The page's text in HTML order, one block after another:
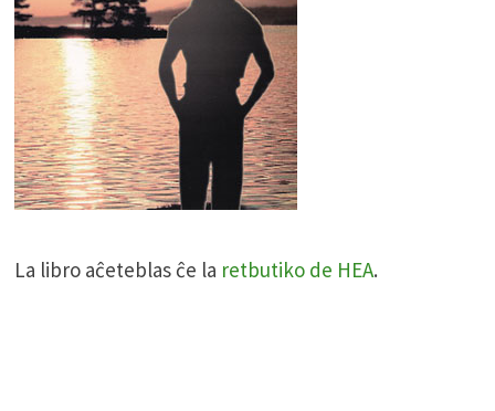
La libro aĉeteblas ĉe la retbutiko de HEA.